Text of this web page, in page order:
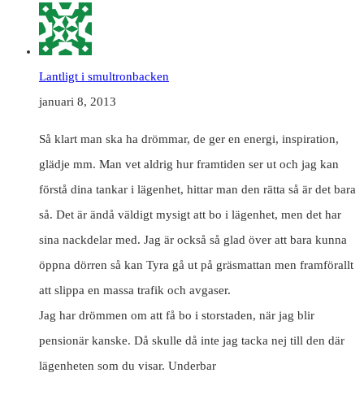
Lantligt i smultronbacken
januari 8, 2013
Så klart man ska ha drömmar, de ger en energi, inspiration,
glädje mm. Man vet aldrig hur framtiden ser ut och jag kan
förstå dina tankar i lägenhet, hittar man den rätta så är det bara
så. Det är ändå väldigt mysigt att bo i lägenhet, men det har
sina nackdelar med. Jag är också så glad över att bara kunna
öppna dörren så kan Tyra gå ut på gräsmattan men framförallt
att slippa en massa trafik och avgaser.
Jag har drömmen om att få bo i storstaden, när jag blir
pensionär kanske. Då skulle då inte jag tacka nej till den där
lägenheten som du visar. Underbar